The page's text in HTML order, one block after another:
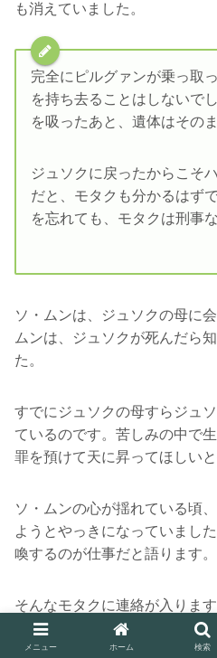
も消えていました。
完全にピルグァンが乗っ取
を持ち去ることはしないで
を吸ったあと、遺体はその
ジュソクに戻ったからこそ
だと、モタクも分かるはず
を忘れても、モタクは刑事
ソ・ムンは、ジュソクの母に
ムンは、ジュソクが死んだら
た。
すでにジュソクの母すらジュ
ているのです。苦しみの中で
罪を預けて天に昇ってほしい
ソ・ムンの心が揺れている頃
ようとやっきになっていまし
喚するのが仕事だと語ります。
そんなモタクに連絡が入りま
療センターにハヌルが運び込
まハヌルの記憶を読みました。
メニュー ホーム 検索